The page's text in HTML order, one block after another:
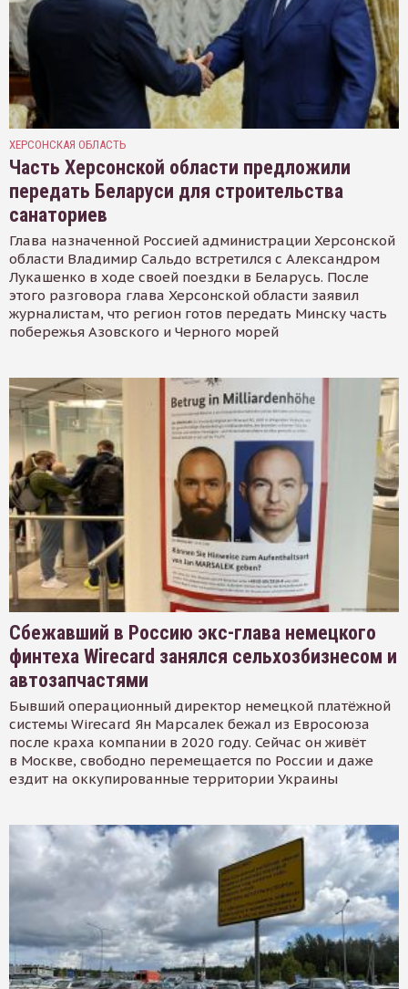
ХЕРСОНСКАЯ ОБЛАСТЬ
Часть Херсонской области предложили
передать Беларуси для строительства
санаториев
Глава назначенной Россией администрации Херсонской
области Владимир Сальдо встретился с Александром
Лукашенко в ходе своей поездки в Беларусь. После
этого разговора глава Херсонской области заявил
журналистам, что регион готов передать Минску часть
побережья Азовского и Черного морей
Сбежавший в Россию экс-глава немецкого
финтеха Wirecard занялся сельхозбизнесом и
автозапчастями
Бывший операционный директор немецкой платёжной
системы Wirecard Ян Марсалек бежал из Евросоюза
после краха компании в 2020 году. Сейчас он живёт
в Москве, свободно перемещается по России и даже
ездит на оккупированные территории Украины